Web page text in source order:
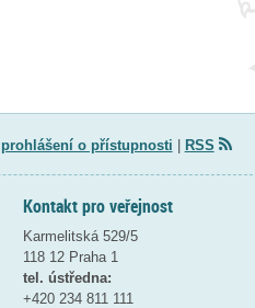
prohlášení o přístupnosti RSS
Kontakt pro veřejnost
Karmelitská 529/5
118 12 Praha 1
tel. ústředna:
+420 234 811 111